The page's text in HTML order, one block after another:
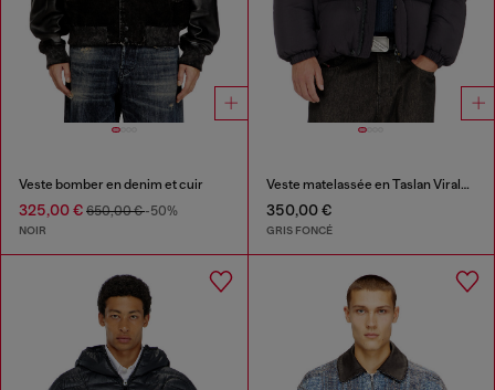
Veste bomber en denim et cuir
325,00 € 650,00 €-50%
NOIR
Veste matelassée en Taslan ViralOff®
350,00 €
GRIS FONCÉ